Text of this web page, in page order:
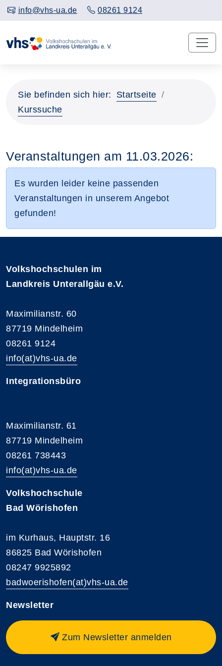
info@vhs-ua.de 08261 9124
Sie befinden sich hier:
Startseite
Kurssuche
Veranstaltungen am 11.03.2026:
Es wurden leider keine passenden
Veranstaltungen in unserem Angebot
gefunden!
Volkshochschulen im
Landkreis Unterallgäu e.V.
Maximilianstr. 60
87719 Mindelheim
08261 9124
info(at)vhs-ua.de
Integrationsbüro
Maximilianstr. 61
87719 Mindelheim
08261 738443
info(at)vhs-ua.de
Volkshochschule
Bad Wörishofen
im Kurhaus, Hauptstr. 16
86825 Bad Wörishofen
08247 9925892
badwoerishofen(at)vhs-ua.de
Newsletter
Zum Newsletter anmelden